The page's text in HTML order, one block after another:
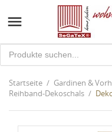

Startseite Gardinen &
Reihband-Dekoschals